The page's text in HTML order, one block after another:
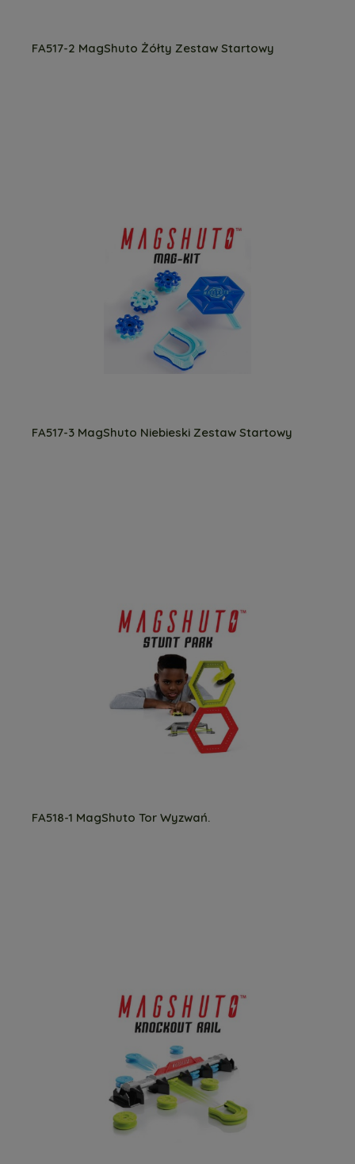
FA517-2 MagShuto Żółty Zestaw Startowy
FA517-3 MagShuto Niebieski Zestaw Startowy
FA518-1 MagShuto Tor Wyzwań.